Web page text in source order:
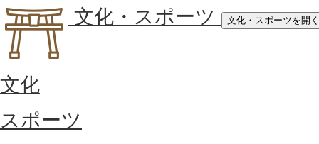
文化・スポーツ
文化・スポーツを開く
文化
スポーツ